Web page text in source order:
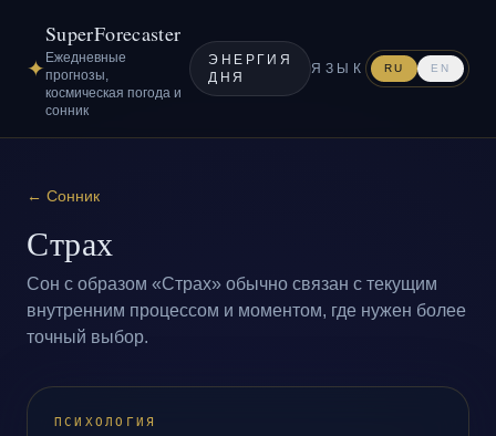
✦
SuperForecaster
Ежедневные
прогнозы,
космическая погода и
сонник
ЭНЕРГИЯ
ДНЯ
ЯЗЫК RU EN
← Сонник
Страх
Сон с образом «Страх» обычно связан с текущим
внутренним процессом и моментом, где нужен более
точный выбор.
ПСИХОЛОГИЯ